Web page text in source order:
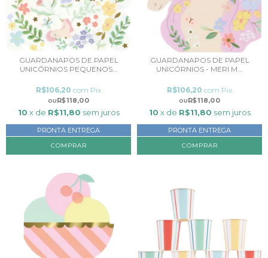
GUARDANAPOS DE PAPEL
UNICÓRNIOS PEQUENOS...
R$118,00
R$106,20 com Pix
10 x de R$11,80 sem juros
PRONTA ENTREGA
GUARDANAPOS DE PAPEL
UNICÓRNIOS - MERI M...
R$118,00
R$106,20 com Pix
10 x de R$11,80 sem juros
PRONTA ENTREGA